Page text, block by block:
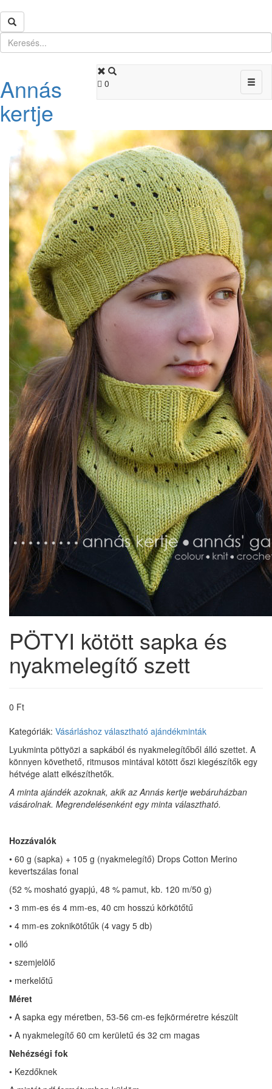
Annás
kertje
Toggle
0
PÖTYI kötött sapka és
nyakmelegítő szett
0 Ft
Kategóriák: Vásárláshoz választható ajándékminták
Lyukminta pöttyözi a sapkából és nyakmelegítőből álló szettet. A
könnyen követhető, ritmusos mintával kötött őszi kiegészítők egy
hétvége alatt elkészíthetők.
A minta ajándék azoknak, akik az Annás kertje webáruházban
vásárolnak. Megrendelésenként egy minta választható.
Hozzávalók
• 60 g (sapka) + 105 g (nyakmelegítő) Drops Cotton Merino
kevertszálas fonal
(52 % mosható gyapjú, 48 % pamut, kb. 120 m/50 g)
• 3 mm-es és 4 mm-es, 40 cm hosszú körkötőtű
• 4 mm-es zoknikötőtűk (4 vagy 5 db)
• olló
• szemjelölő
• merkelőtű
Méret
• A sapka egy méretben, 53-56 cm-es fejkörméretre készült
• A nyakmelegítő 60 cm kerületű és 32 cm magas
Nehézségi fok
• Kezdőknek